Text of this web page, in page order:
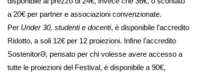
a 20€ per partner e associazioni convenzionate.
Per Under 30, studenti e docenti, è disponibile l’accredito
Ridotto, a soli 12€ per 12 proiezioni. Infine l’accredito
SostenitorƏ, pensato per chi volesse avere accesso a
tutte le proiezioni del Festival, è disponibile a 90€,